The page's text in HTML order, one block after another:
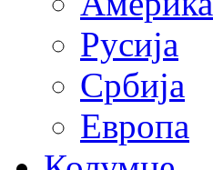
Русија
Србија
Европа